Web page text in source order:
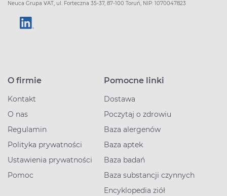
Neuca Grupa VAT, ul. Forteczna 35-37, 87-100 Toruń, NIP: 1070047823
O firmie
Kontakt
O nas
Regulamin
Polityka prywatności
Ustawienia prywatności
Pomoc
Pomocne linki
Dostawa
Poczytaj o zdrowiu
Baza alergenów
Baza aptek
Baza badań
Baza substancji czynnych
Encyklopedia ziół